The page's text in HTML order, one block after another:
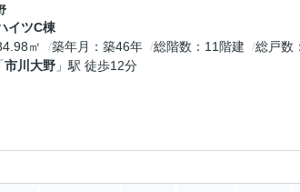
イツC棟
㎡ 築年月 築46年 総階数 11階建 総戸数
「市川大野 」駅 徒歩12分